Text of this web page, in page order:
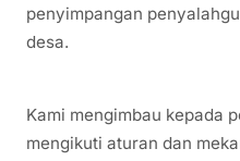
penyimpangan
desa.
Kami mengimbau kepada
mengikuti aturan dan